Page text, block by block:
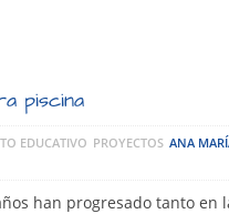
piscina
EDUCATIVO PROYECTOS ANA
han progresado tanto en